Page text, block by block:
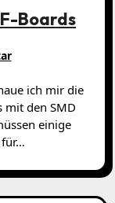
Boards
mit den SMD
einige
für…